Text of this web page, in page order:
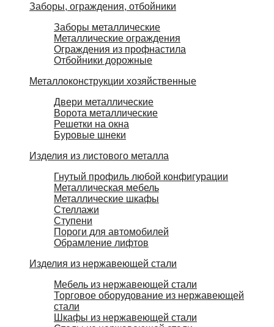
Заборы, ограждения, отбойники
Заборы металлические
Металлические ограждения
Ограждения из профнастила
Отбойники дорожные
Металлоконструкции хозяйственные
Двери металлические
Ворота металлические
Решетки на окна
Буровые шнеки
Изделия из листового металла
Гнутый профиль любой конфигурации
Металлическая мебель
Металлические шкафы
Стеллажи
Ступени
Пороги для автомобилей
Обрамление лифтов
Изделия из нержавеющей стали
Мебель из нержавеющей стали
Торговое оборудование из нержавеющей
стали
Шкафы из нержавеющей стали